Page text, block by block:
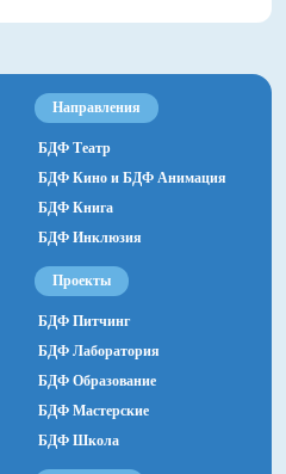
Направления
БДФ Театр
БДФ Кино и БДФ Анимация
БДФ Книга
БДФ Инклюзия
Проекты
БДФ Питчинг
БДФ Лаборатория
БДФ Образование
БДФ Мастерские
БДФ Школа